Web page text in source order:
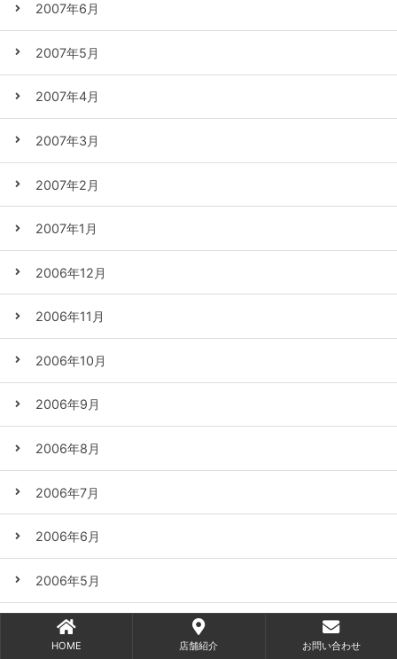
2007年6月
2007年5月
2007年4月
2007年3月
2007年2月
2007年1月
2006年12月
2006年11月
2006年10月
2006年9月
2006年8月
2006年7月
2006年6月
2006年5月
2006年4月
HOME 店舗紹介 お問い合わせ